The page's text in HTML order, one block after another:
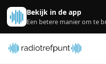
Spring naar bijdragen
Bekijk in de app
Een betere manier om te